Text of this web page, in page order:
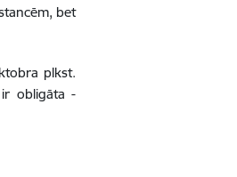
bet
plkst.
ir obligāta -